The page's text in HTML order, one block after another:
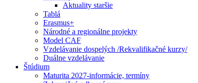
Aktuality staršie
Tablá
Erasmus+
Národné a regionálne projekty
Model CAF
Vzdelávanie dospelých /Rekvalifikačné kurzy/
Duálne vzdelávanie
Štúdium
Maturita 2027-informácie, termíny